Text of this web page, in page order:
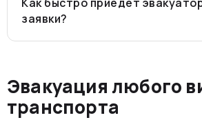
заявки?
Эвакуация любого
транспорта